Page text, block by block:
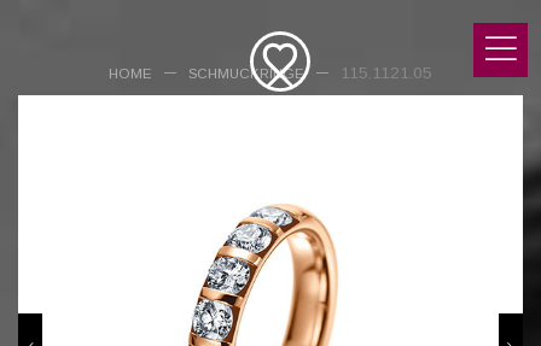
HOME SCHMUCKRINGE 115.1121.05